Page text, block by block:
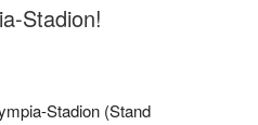
Stadion!